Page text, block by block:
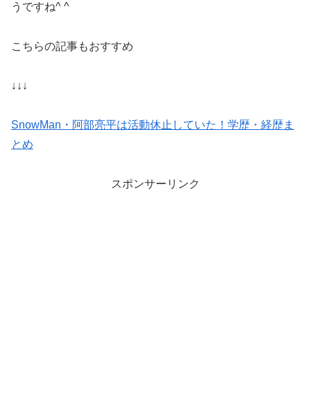
うですね^ ^
こちらの記事もおすすめ
↓↓↓
SnowMan・阿部亮平は活動休止していた！学歴・経歴ま
とめ
スポンサーリンク